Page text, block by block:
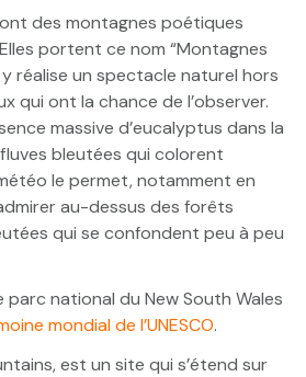
des montagnes poétiques
portent ce nom “Montagnes
réalise un spectacle naturel hors
qui ont la chance de l’observer.
massive d’eucalyptus dans la
bleutées qui colorent
le permet, notamment en
au-dessus des forêts
qui se confondent peu à peu
parc national du New South Wales
mondial de l’UNESCO.
est un site qui s’étend sur